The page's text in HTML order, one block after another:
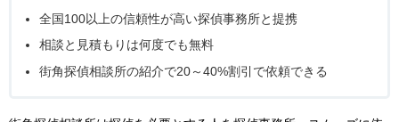
全国100以上の信頼性が高い探偵事務所と提携
相談と見積もりは何度でも無料
街角探偵相談所の紹介で20～40%割引で依頼できる